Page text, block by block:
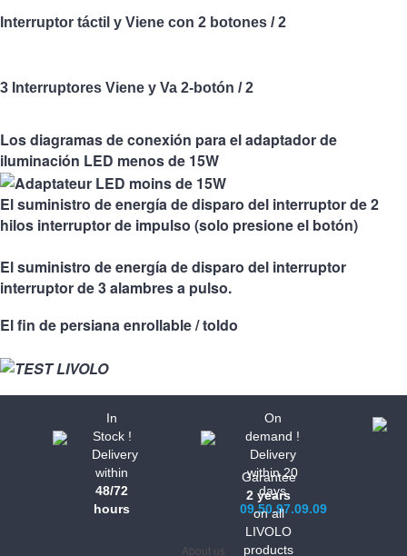
Interruptor táctil y Viene con 2 botones / 2
3 Interruptores Viene y Va 2-botón / 2
Los diagramas de conexión para el adaptador de
iluminación LED menos de 15W
El suministro de energía de disparo del interruptor de 2
hilos interruptor de impulso (solo presione el botón)
El suministro de energía de disparo del interruptor
interruptor de 3 alambres a pulso.
El fin de persiana enrollable / toldo
In
Stock !
Delivery
within
48/72
hours
On
demand !
Delivery
within 20
days
09.50.97.09.09
Garantee
2 years
on all
LIVOLO
products
About us